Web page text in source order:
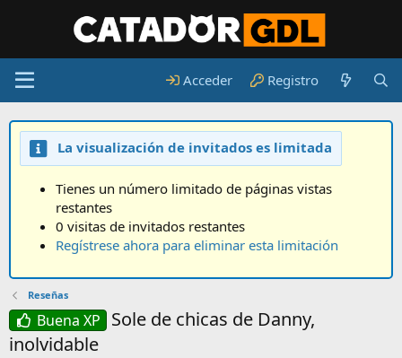
Acceder Registro
La visualización de invitados es limitada
Tienes un número limitado de páginas vistas
restantes
0 visitas de invitados restantes
Regístrese ahora para eliminar esta limitación
Reseñas
Buena XP
Sole de chicas de Danny,
inolvidable